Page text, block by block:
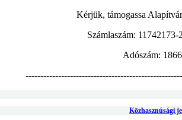
Kérjük, támogassa
Számlaszám:
Adószám:
Közhasznúsági